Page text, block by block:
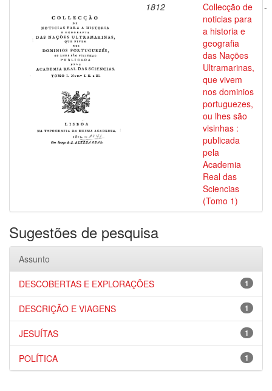
1812
Collecção de
noticias para
a historia e
geografia
das Nações
Ultramarinas,
que vivem
nos dominios
portuguezes,
ou lhes são
visinhas :
publicada
pela
Academia
Real das
Sciencias
(Tomo 1)
-
Sugestões de pesquisa
Assunto
1
DESCOBERTAS E EXPLORAÇÕES
1
DESCRIÇÃO E VIAGENS
1
JESUÍTAS
1
POLÍTICA